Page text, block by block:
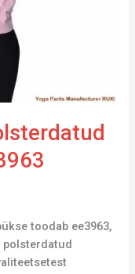
toodab ee3963,
polsterdatud